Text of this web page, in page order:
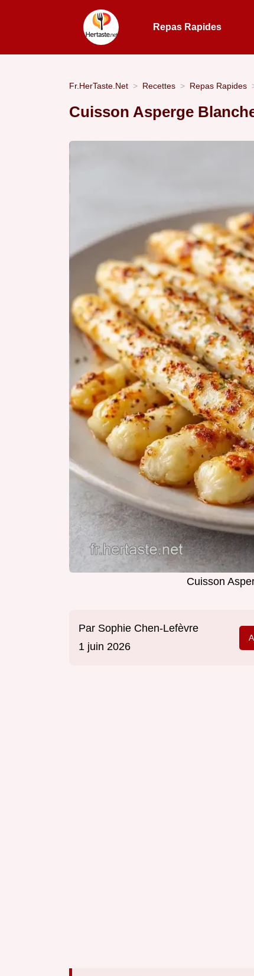
Repas Rapides
Fr.HerTaste.Net Recettes Repas Rapides
Cuisson Asperge
Cuisson
Par Sophie Chen-Lefèvre
1 juin 2026